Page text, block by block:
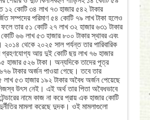
কোটি ৩৪ লাখ ৭৩ হাজার ৫৪২ টাকার
সম্পদের পরিমাণ ৫৪ কোটি ৭৯ লাখ টাকা হলেও
তার ৫১ কোটি ২৭ লাখ ৩২ হাজার ৬৩১ টাকার
৬৬ লাখ ৫৩ হাজার ৮০০ টাকার স্থাবর এবং
থেকে ২০২৫ সাল পর্যন্ত তার পারিবারিক
গ্রহণযোগ্য আয় দুই কোটি ছয় লাখ ৭৬ হাজার
হাজার ৫২৬ টাকা। অন্যদিকে তাদের পূত্র
টাকার অর্জন পাওয়া গেছে। তবে তার
৫৩ হাজার ১৯২ টাকার অবৈধ অর্জন পেয়েছে
উৎস নেই। এই অর্থ তার পিতা অবৈধভাবে
নামে কাজ না করে প্রায় এক হাজার কোটি
মামলা করেছে দুদক। ওই মামলাগুলো